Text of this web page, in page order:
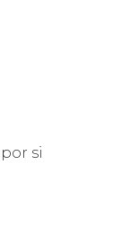
si